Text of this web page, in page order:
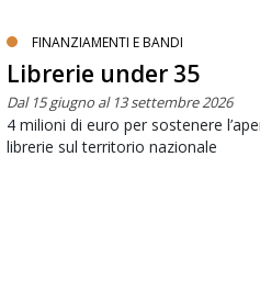
FINANZIAMENTI E BANDI
Librerie under 35
Dal 15 giugno al 13 settembre 2026
4 milioni di euro per sostenere
librerie sul territorio nazionale